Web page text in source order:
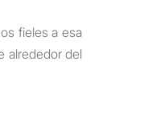
fieles a esa
alrededor del